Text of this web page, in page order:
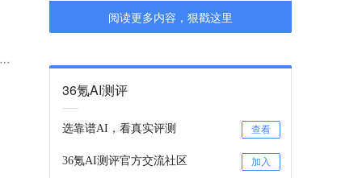
阅读更多内容，狠戳这里
36氪AI测评
选靠谱AI，看真实评测 查看
36氪AI测评官方交流社区 加入